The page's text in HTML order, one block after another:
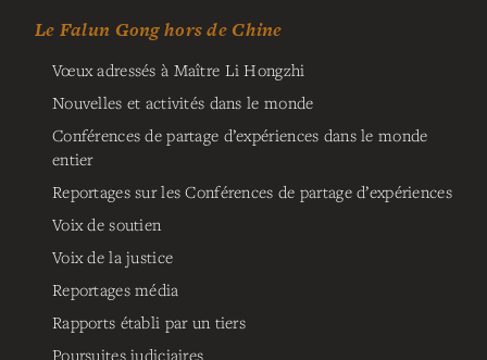
Le Falun Gong hors de Chine
Vœux adressés à Maître Li Hongzhi
Nouvelles et activités dans le monde
Conférences de partage d’expériences dans le monde
entier
Reportages sur les Conférences de partage d’expériences
Voix de soutien
Voix de la justice
Reportages média
Rapports établi par un tiers
Poursuites judiciaires